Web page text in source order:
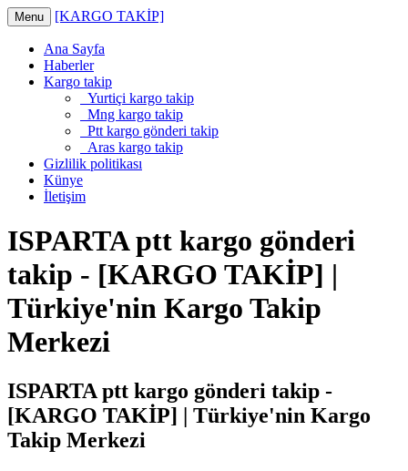
Menu [KARGO TAKİP]
Ana Sayfa
Haberler
Kargo takip
Yurtiçi kargo takip
Mng kargo takip
Ptt kargo gönderi takip
Aras kargo takip
Gizlilik politikası
Künye
İletişim
ISPARTA ptt kargo gönderi
takip - [KARGO TAKİP] |
Türkiye'nin Kargo Takip
Merkezi
ISPARTA ptt kargo gönderi takip -
[KARGO TAKİP] | Türkiye'nin Kargo
Takip Merkezi